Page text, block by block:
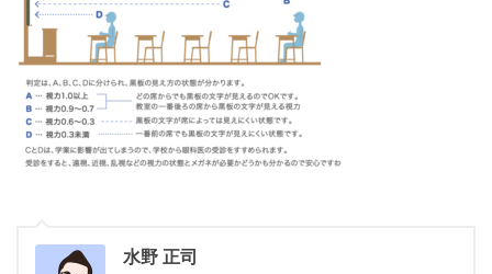
水野 正司